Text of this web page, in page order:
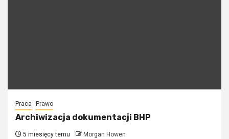
Praca Prawo
Archiwizacja dokumentacji BHP
5 miesięcy temu Morgan Howen